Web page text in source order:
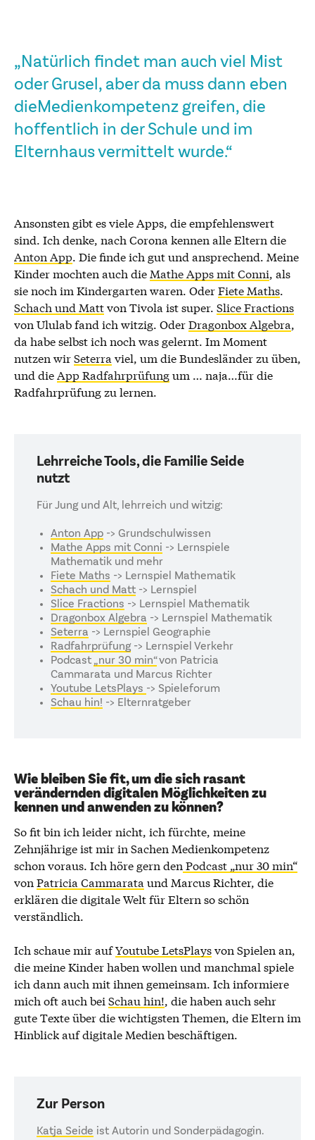
„Natürlich findet man auch viel Mist
oder Grusel, aber da muss dann eben
dieMedienkompetenz greifen, die
hoffentlich in der Schule und im
Elternhaus vermittelt wurde.“
Ansonsten gibt es viele Apps, die empfehlenswert
sind. Ich denke, nach Corona kennen alle Eltern die
Anton App. Die finde ich gut und ansprechend. Meine
Kinder mochten auch die Mathe Apps mit Conni, als
sie noch im Kindergarten waren. OderFiete Maths.
Schach und Mattvon Tivola ist super. Slice Fractions
von Ululab fand ich witzig. OderDragonbox Algebra,
da habe selbst ich noch was gelernt. Im Moment
nutzen wirSeterra viel, um die Bundesländer zu üben,
und dieApp Radfahrprüfungum … naja…für die
Radfahrprüfung zu lernen.
Lehrreiche Tools, die Familie Seide
nutzt
Für Jung und Alt, lehrreich und witzig:
Anton App -> Grundschulwissen
Mathe Apps mit Conni -> Lernspiele
Mathematik und mehr
Fiete Maths -> Lernspiel Mathematik
Schach und Matt -> Lernspiel
Slice Fractions -> Lernspiel Mathematik
Dragonbox Algebra -> Lernspiel Mathematik
Seterra -> Lernspiel Geographie
Radfahrprüfung-> Lernspiel Verkehr
Podcast „nur 30 min“von Patricia
Cammarata und Marcus Richter
Youtube LetsPlays -> Spieleforum
Schau hin! -> Elternratgeber
Wie bleiben Sie fit, um die sich rasant
verändernden digitalen Möglichkeiten zu
kennen und anwenden zu können?
So fit bin ich leider nicht, ich fürchte, meine
Zehnjährige ist mir in Sachen Medienkompetenz
schon voraus. Ich höre gern den Podcast „nur 30 min“
von Patricia Cammarata und Marcus Richter, die
erklären die digitale Welt für Eltern so schön
verständlich.
Ich schaue mir aufYoutube LetsPlaysvon Spielen an,
die meine Kinder haben wollen und manchmal spiele
ich dann auch mit ihnen gemeinsam. Ich informiere
mich oft auch bei Schau hin!, die haben auch sehr
gute Texte über die wichtigsten Themen, die Eltern im
Hinblick auf digitale Medien beschäftigen.
Zur Person
Katja Seide ist Autorin und Sonderpädagogin.